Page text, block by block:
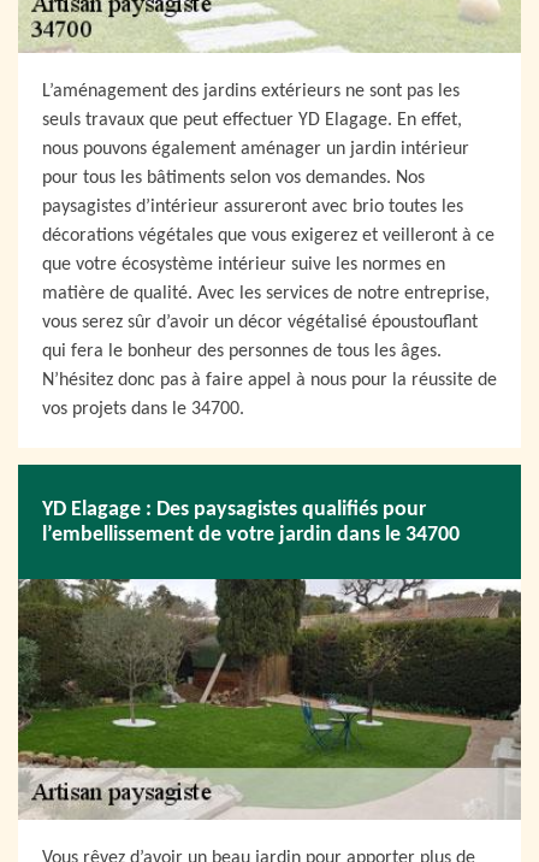
L’aménagement des jardins extérieurs ne sont pas les
seuls travaux que peut effectuer YD Elagage. En effet,
nous pouvons également aménager un jardin intérieur
pour tous les bâtiments selon vos demandes. Nos
paysagistes d’intérieur assureront avec brio toutes les
décorations végétales que vous exigerez et veilleront à ce
que votre écosystème intérieur suive les normes en
matière de qualité. Avec les services de notre entreprise,
vous serez sûr d’avoir un décor végétalisé époustouflant
qui fera le bonheur des personnes de tous les âges.
N’hésitez donc pas à faire appel à nous pour la réussite de
vos projets dans le 34700.
YD Elagage : Des paysagistes qualifiés pour
l’embellissement de votre jardin dans le 34700